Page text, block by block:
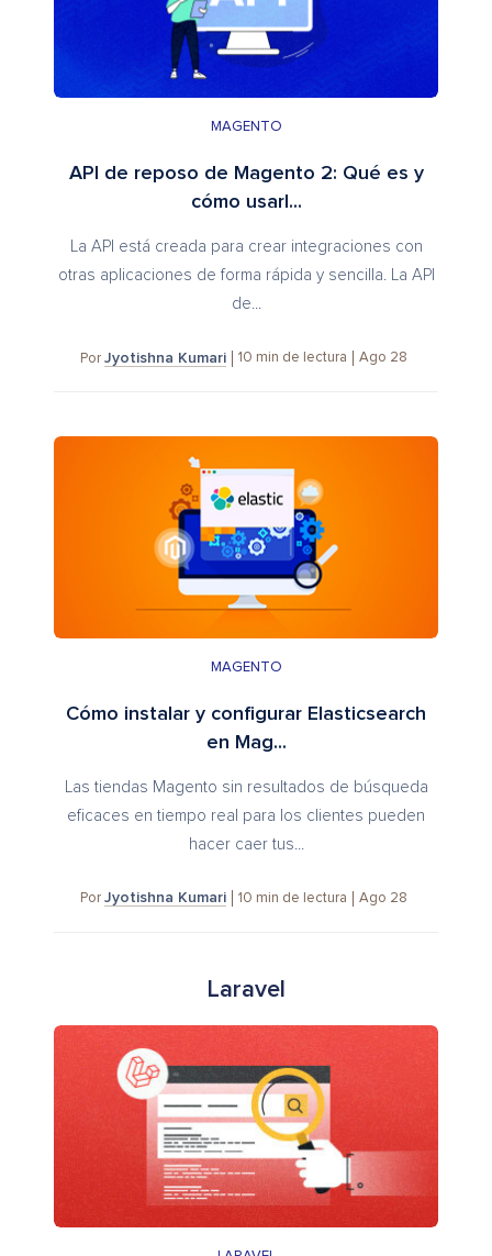
MAGENTO
API de reposo de Magento 2: Qué es y
cómo usarl...
La API está creada para crear integraciones con
otras aplicaciones de forma rápida y sencilla. La API
de...
Por Jyotishna Kumari 10 min de lectura Ago 28
MAGENTO
Cómo instalar y configurar Elasticsearch
en Mag...
Las tiendas Magento sin resultados de búsqueda
eficaces en tiempo real para los clientes pueden
hacer caer tus...
Por Jyotishna Kumari 10 min de lectura Ago 28
Laravel